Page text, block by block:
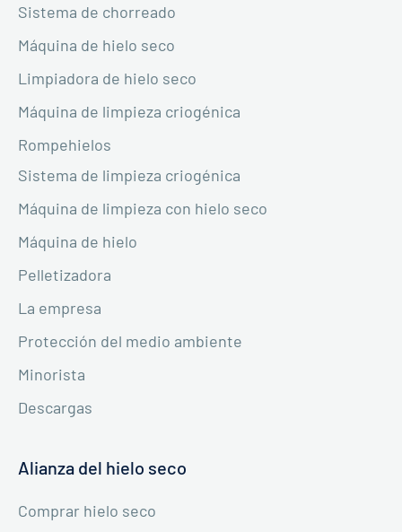
Sistema de chorreado
Máquina de hielo seco
Limpiadora de hielo seco
Máquina de limpieza criogénica
Rompehielos
Sistema de limpieza criogénica
Máquina de limpieza con hielo seco
Máquina de hielo
Pelletizadora
La empresa
Protección del medio ambiente
Minorista
Descargas
Alianza del hielo seco
Comprar hielo seco